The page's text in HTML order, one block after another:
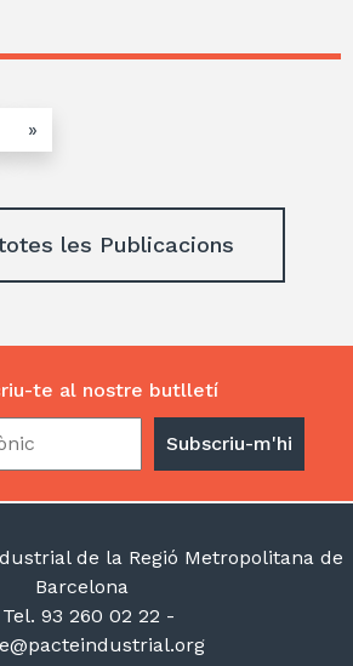
»
les Publicacions
te al nostre butlletí
de la Regió Metropolitana de
Barcelona
93 260 02 22 -